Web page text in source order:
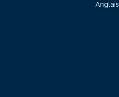
Anglais